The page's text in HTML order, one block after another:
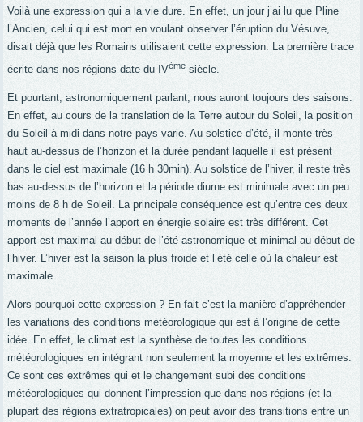
Voilà une expression qui a la vie dure. En effet, un jour j’ai lu que Pline
l’Ancien, celui qui est mort en voulant observer l’éruption du Vésuve,
disait déjà que les Romains utilisaient cette expression. La première trace
écrite dans nos régions date du IVème siècle.
Et pourtant, astronomiquement parlant, nous auront toujours des saisons.
En effet, au cours de la translation de la Terre autour du Soleil, la position
du Soleil à midi dans notre pays varie. Au solstice d’été, il monte très
haut au-dessus de l’horizon et la durée pendant laquelle il est présent
dans le ciel est maximale (16 h 30min). Au solstice de l’hiver, il reste très
bas au-dessus de l’horizon et la période diurne est minimale avec un peu
moins de 8 h de Soleil. La principale conséquence est qu’entre ces deux
moments de l’année l’apport en énergie solaire est très différent. Cet
apport est maximal au début de l’été astronomique et minimal au début de
l’hiver. L’hiver est la saison la plus froide et l’été celle où la chaleur est
maximale.
Alors pourquoi cette expression ? En fait c’est la manière d’appréhender
les variations des conditions météorologique qui est à l’origine de cette
idée. En effet, le climat est la synthèse de toutes les conditions
météorologiques en intégrant non seulement la moyenne et les extrêmes.
Ce sont ces extrêmes qui et le changement subi des conditions
météorologiques qui donnent l’impression que dans nos régions (et la
plupart des régions extratropicales) on peut avoir des transitions entre un